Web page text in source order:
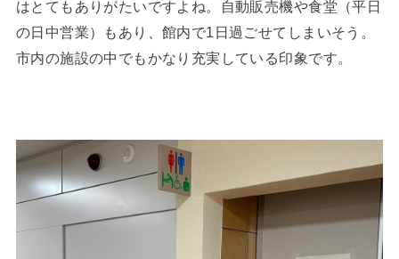
はとてもありがたいですよね。自動販売機や食堂（平日
の日中営業）もあり、館内で1日過ごせてしまいそう。
市内の施設の中でもかなり充実している印象です。